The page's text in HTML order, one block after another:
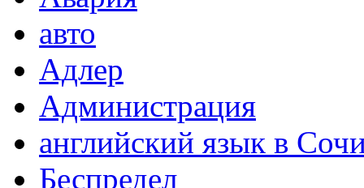
авто
Адлер
Администрация
английский язык в
Беспредел